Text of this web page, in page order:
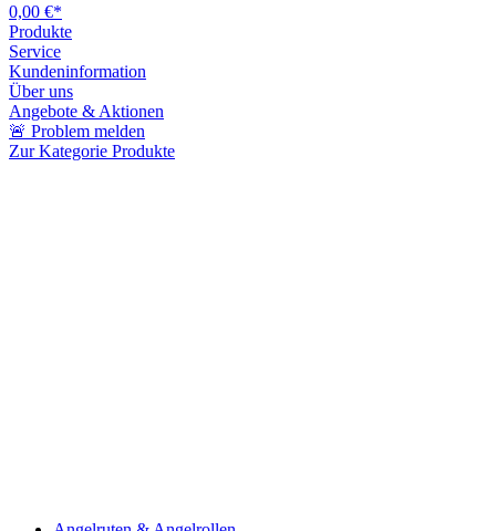
0,00 €*
Produkte
Service
Kundeninformation
Über uns
Angebote & Aktionen
🚨 Problem melden
Zur Kategorie Produkte